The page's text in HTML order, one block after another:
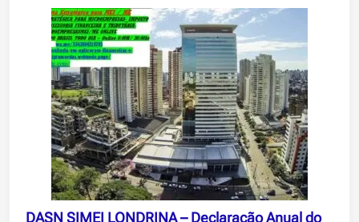
DASN SIMEI LONDRINA – Declaração Anual do